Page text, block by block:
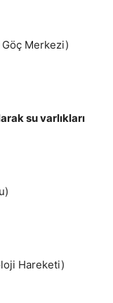
Merkezi)
su varlıkları
Hareketi)